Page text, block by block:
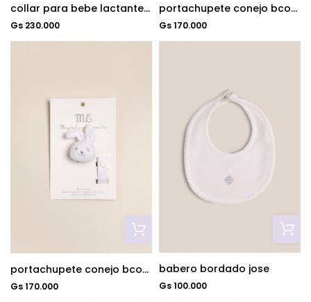
collar para bebe lactante con sonajero
Gs 230.000
portachupete conejo bco/cel
Gs 170.000
portachupete conejo bco/gris
Gs 170.000
babero bordado jose
Gs 100.000